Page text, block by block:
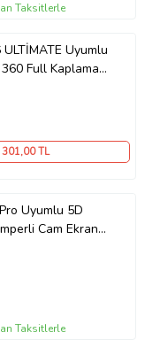
Ekranınızı
Cam Ekran Koruyucu
sağlar.
Filmyu bugün
Taksitlerle
Uyumlu
Full Kaplama
301,00 TL
Uyumlu 5D
Cam Ekran
Taksitlerle